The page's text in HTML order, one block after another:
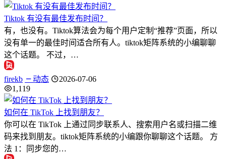
Tiktok 有没有最佳发布时间？
有，也没有。Tiktok算法会为每个用户定制“推荐”页面，所以
没有单一的最佳时间适合所有人。tiktok矩阵系统的小编聊聊
这个话题。 不过，…
firekb 动态
2026-07-06
1,119
如何在 TikTok 上找到朋友？
你可以在 TikTok 上通过同步联系人、搜索用户名或扫描二维
码来找到朋友。tiktok矩阵系统的小编跟你聊聊这个话题。 方
法 1：同步您的…